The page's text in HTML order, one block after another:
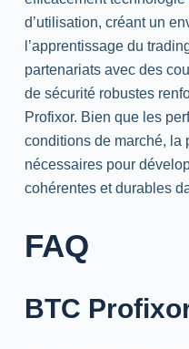
d’utilisation, créant un
l’apprentissage du
partenariats avec des
de sécurité robustes
Profixor. Bien que les
conditions de marché, la
nécessaires pour
cohérentes et durables
FAQ
BTC